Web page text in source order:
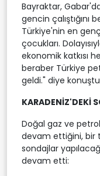
Bayraktar,
gencin çalıştığını
Türkiye'nin en
çocukları.
ekonomik katkısı
beraber Türkiye
geldi." diye
KARADENİZ'DEKİ
Doğal gaz ve
devam ettiğini, bir
sondajlar
devam etti: